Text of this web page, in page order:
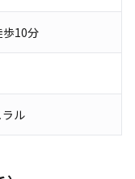
歩10分
ル